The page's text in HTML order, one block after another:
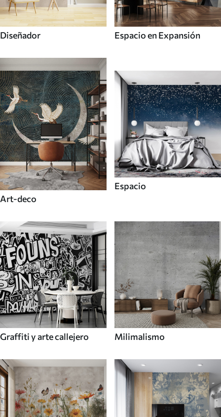
Diseñador Espacio en Expansión
Art-deco
Espacio
Graffiti y arte callejero Milimalismo